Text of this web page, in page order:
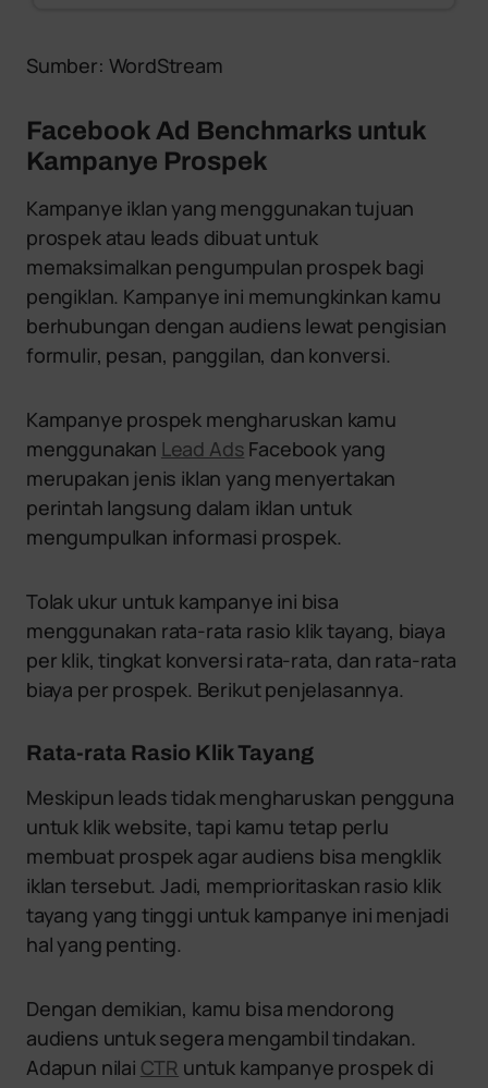
Sumber: WordStream
Facebook Ad Benchmarks untuk
Kampanye Prospek
Kampanye iklan yang menggunakan tujuan
prospek atau leads dibuat untuk
memaksimalkan pengumpulan prospek bagi
pengiklan. Kampanye ini memungkinkan kamu
berhubungan dengan audiens lewat pengisian
formulir, pesan, panggilan, dan konversi.
Kampanye prospek mengharuskan kamu
menggunakan Lead Ads Facebook yang
merupakan jenis iklan yang menyertakan
perintah langsung dalam iklan untuk
mengumpulkan informasi prospek.
Tolak ukur untuk kampanye ini bisa
menggunakan rata-rata rasio klik tayang, biaya
per klik, tingkat konversi rata-rata, dan rata-rata
biaya per prospek. Berikut penjelasannya.
Rata-rata Rasio Klik Tayang
Meskipun leads tidak mengharuskan pengguna
untuk klik website, tapi kamu tetap perlu
membuat prospek agar audiens bisa mengklik
iklan tersebut. Jadi, memprioritaskan rasio klik
tayang yang tinggi untuk kampanye ini menjadi
hal yang penting.
Dengan demikian, kamu bisa mendorong
audiens untuk segera mengambil tindakan.
Adapun nilai CTR untuk kampanye prospek di